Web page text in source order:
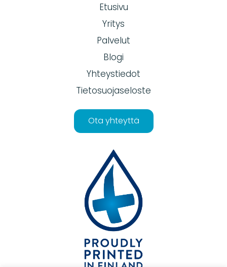
Etusivu
Yritys
Palvelut
Blogi
Yhteystiedot
Tietosuojaseloste
Ota yhteyttä